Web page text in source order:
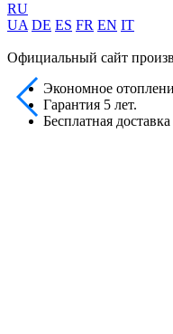
RU
UA DE ES FR EN IT
Официальный сайт
Экономное
Гарантия 5 лет.
Бесплатная